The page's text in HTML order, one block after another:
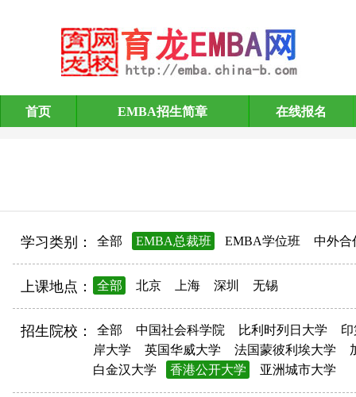
EMBA招生简章
首页 EMBA招生简章 在线报名
学习类别： 全部 EMBA总裁班 EMBA学位班 中外合
上课地点： 全部 北京 上海 深圳 无锡
招生院校： 全部 中国社会科学院 比利时列日大学
岸大学
英国华威大学 法国蒙彼利埃大学
白金汉大学
香港公开大学 亚洲城市大学